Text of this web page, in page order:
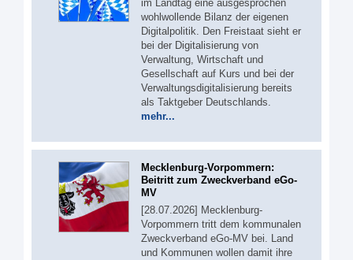
im Landtag eine ausgesprochen
wohlwollende Bilanz der eigenen
Digitalpolitik. Den Freistaat sieht er
bei der Digitalisierung von
Verwaltung, Wirtschaft und
Gesellschaft auf Kurs und bei der
Verwaltungsdigitalisierung bereits
als Taktgeber Deutschlands.
mehr...
Mecklenburg-Vorpommern:
Beitritt zum Zweckverband eGo-
MV
[28.07.2026] Mecklenburg-
Vorpommern tritt dem kommunalen
Zweckverband eGo-MV bei. Land
und Kommunen wollen damit ihre